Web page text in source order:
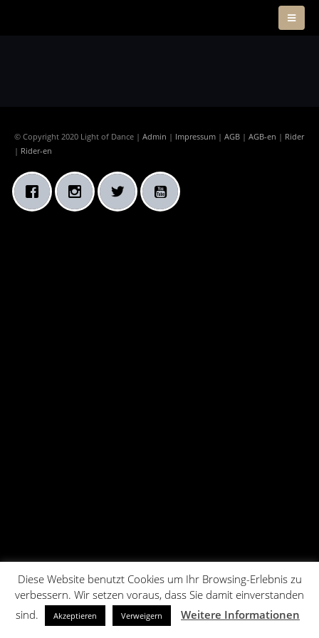
© Copyright 2020 Light of Dance | Admin | Impressum | AGB | AGB-en | Rider
| Rider-en
Diese Website benutzt Cookies um Ihr Browsing-Erlebnis zu
verbessern. Wir setzen voraus, dass Sie damit einverstanden
sind.
Akzeptieren Verweigern Weitere Informationen